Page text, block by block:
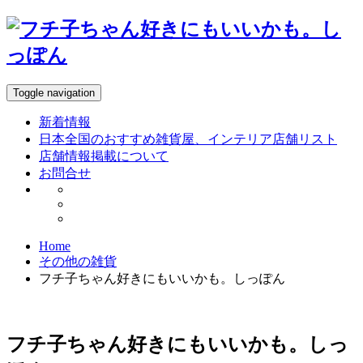
Toggle navigation
新着情報
日本全国のおすすめ雑貨屋、インテリア店舗リスト
店舗情報掲載について
お問合せ
Home
その他の雑貨
フチ子ちゃん好きにもいいかも。しっぽん
フチ子ちゃん好きにもいいかも。しっ